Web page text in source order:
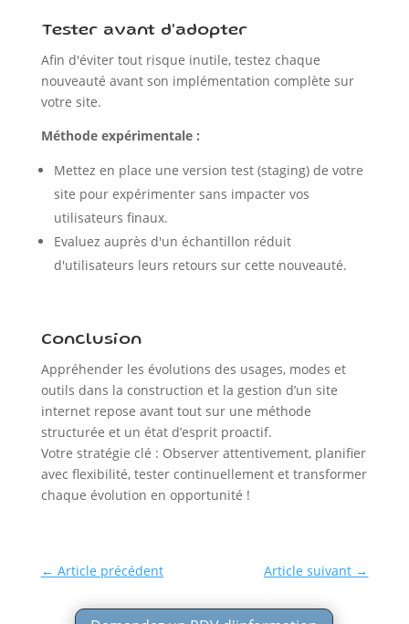
Tester avant d'adopter
Afin d'éviter tout risque inutile, testez chaque
nouveauté avant son implémentation complète sur
votre site.
Méthode expérimentale :
Mettez en place une version test (staging) de votre
site pour expérimenter sans impacter vos
utilisateurs finaux.
Evaluez auprès d'un échantillon réduit
d'utilisateurs leurs retours sur cette nouveauté.
Conclusion
Appréhender les évolutions des usages, modes et
outils dans la construction et la gestion d’un site
internet repose avant tout sur une méthode
structurée et un état d’esprit proactif.
Votre stratégie clé : Observer attentivement, planifier
avec flexibilité, tester continuellement et transformer
chaque évolution en opportunité !
← Article précédent Article suivant →